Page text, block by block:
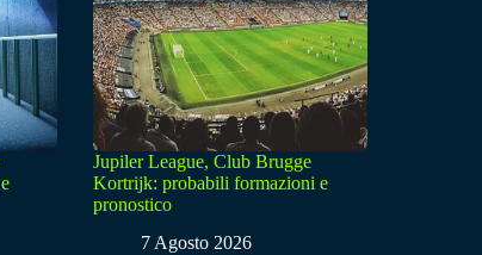
Jupiler League, Club Brugge
Kortrijk: probabili formazioni e
pronostico
7 Agosto 2026